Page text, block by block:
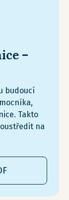
–
budoucí
Takto
na